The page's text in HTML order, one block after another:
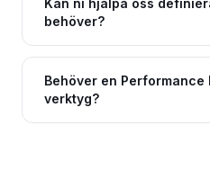
behöver?
Behöver en Performance
verktyg?